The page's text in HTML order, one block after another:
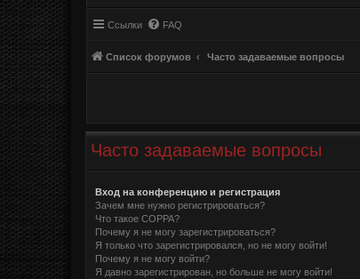
Ссылки FAQ
Список форумов Часто задаваемые вопросы
Часто задаваемые вопросы
Вход на конференцию и регистрация
Зачем мне нужно регистрироваться?
Что такое COPPA?
Почему я не могу зарегистрироваться?
Я только что зарегистрировался, но не могу войти!
Почему я не могу войти?
Я давно зарегистрирован, но больше не могу войти!